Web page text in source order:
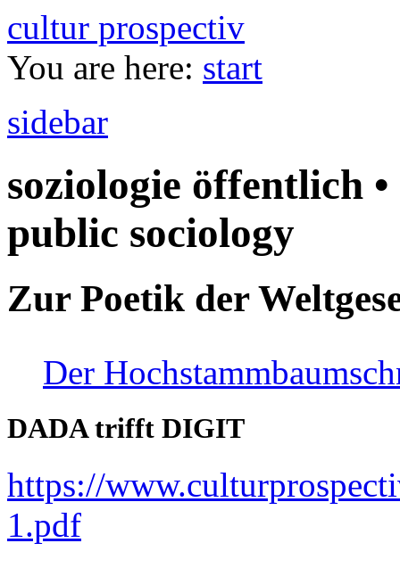
cultur prospectiv
You are here: start
sidebar
soziologie öffentlich
public sociology
Zur Poetik der
Der
DADA trifft DIGIT
https://
1.pdf